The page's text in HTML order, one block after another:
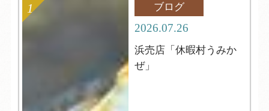
ブログ
2026.07.26
浜売店「休暇村うみか
ぜ」